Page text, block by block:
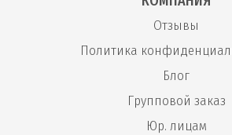
Отзывы
Политика
Блог
Групповой заказ
Юр. лицам